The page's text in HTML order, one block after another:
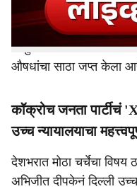
आज त्यांनी राज्यभरातील
३३ जणांना अटक केली आहे.
आयुर्वेदच्या गोडाऊनमध्ये
औषधांचा साठा जप्त केला
कॉक्रोच जनता पार्टीचं
उच्च न्यायालयाचा
देशभरात मोठा चर्चेचा विषय
अभिजीत दीपकेनं दिल्ली